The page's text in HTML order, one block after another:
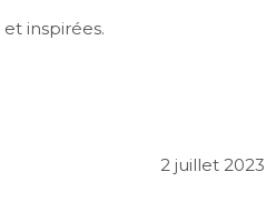
inspirées.
2 juillet 2023